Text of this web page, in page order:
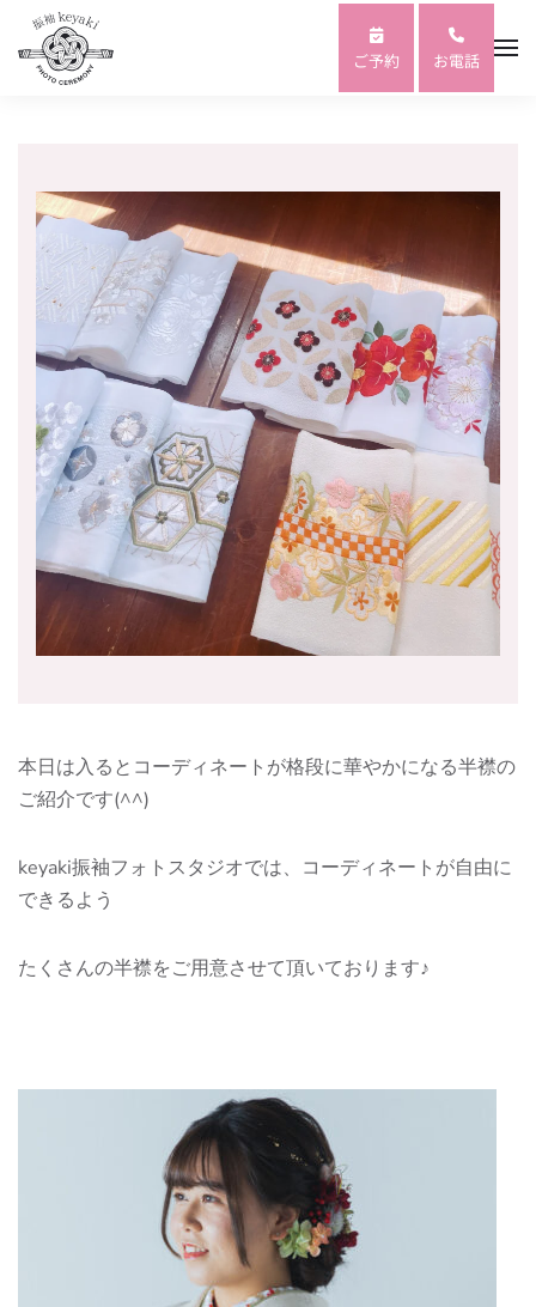
Skip to main content ご予約 お電話
本日は入るとコーディネートが格段に華やかになる半襟の
ご紹介です(^^)
keyaki振袖フォトスタジオでは、コーディネートが自由に
できるよう
たくさんの半襟をご用意させて頂いております♪